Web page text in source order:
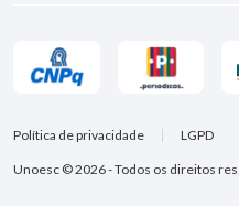
Unoesc © 2026 - Todos os direitos
Política de privacidade LGPD